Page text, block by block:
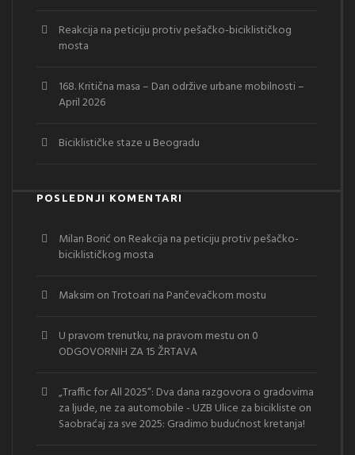
Reakcija na peticiju protiv pešačko-biciklističkog
mosta
168. Kritična masa – Dan održive urbane mobilnosti –
April 2026
Biciklističke staze u Beogradu
POSLEDNJI KOMENTARI
Milan Borić on Reakcija na peticiju protiv pešačko-
biciklističkog mosta
Maksim onTrotoari na Pančevačkom mostu
U pravom trenutku, na pravom mestu on 0
ODGOVORNIH ZA 15 ŽRTAVA
„Traffic for All 2025“: Dva dana razgovora o gradovima
za ljude, ne za automobile - UZB Ulice za bicikliste on
Saobraćaj za sve 2025: Gradimo budućnost kretanja!